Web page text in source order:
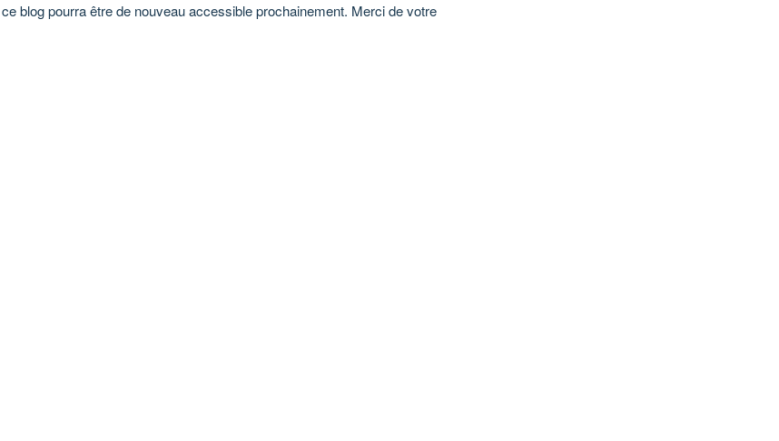
blog pourra être de nouveau accessible prochainement. Merci de votre